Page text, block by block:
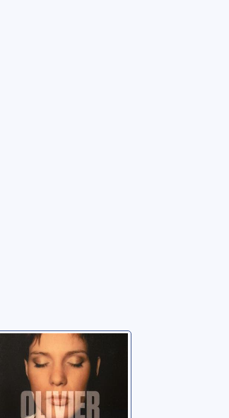
Janine
Hodasava, Olivier